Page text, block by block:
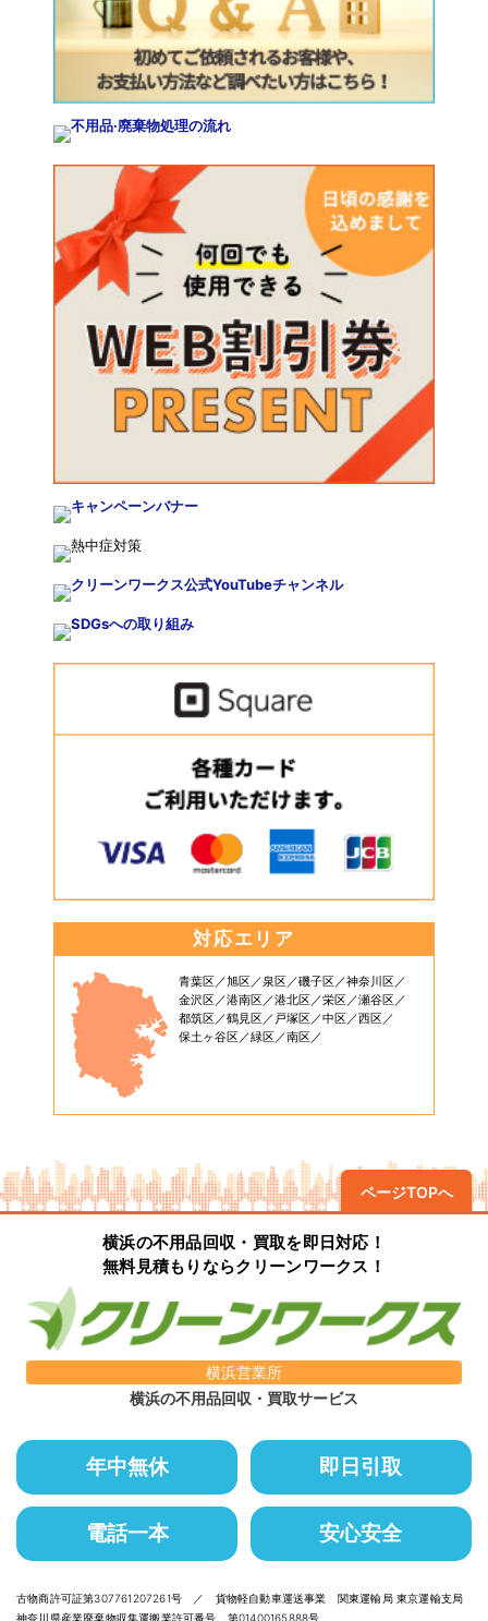
対応エリア
青葉区 旭区 泉区 磯子区
神奈川区
金沢区
港南区 港北区 栄区
瀬谷区
都筑区
鶴見区 戸塚区 中区
西区
保土ヶ谷区
緑区 南区
ページTOPへ
横浜の不用品回収・買取を即日対応！
無料見積もりならクリーンワークス！
横浜営業所
横浜の不用品回収・買取サービス
年中無休 即日引取
電話一本 安心安全
古物商許可証第307761207261号 ／ 貨物軽自動車運送事業 関東運輸局 東京運輸支局
神奈川県産業廃棄物収集運搬業許可番号 第01400165888号